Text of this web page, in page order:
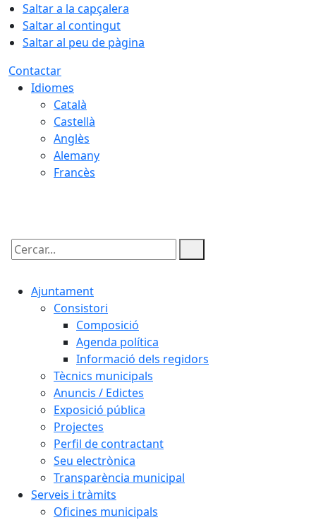
Saltar a la capçalera
Saltar al contingut
Saltar al peu de pàgina
Contactar
Idiomes
Català
Castellà
Anglès
Alemany
Francès
Cercar:
Ajuntament
Consistori
Composició
Agenda política
Informació dels regidors
Tècnics municipals
Anuncis / Edictes
Exposició pública
Projectes
Perfil de contractant
Seu electrònica
Transparència municipal
Serveis i tràmits
Oficines municipals